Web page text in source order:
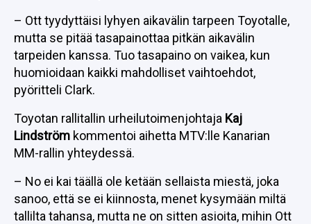
– Ott tyydyttäisi lyhyen aikavälin tarpeen Toyotalle,
mutta se pitää tasapainottaa pitkän aikavälin
tarpeiden kanssa. Tuo tasapaino on vaikea, kun
huomioidaan kaikki mahdolliset vaihtoehdot,
pyöritteli Clark.
Toyotan rallitallin urheilutoimenjohtaja Kaj
Lindström kommentoi aihetta MTV:lle Kanarian
MM-rallin yhteydessä.
– No ei kai täällä ole ketään sellaista miestä, joka
sanoo, että se ei kiinnosta, menet kysymään miltä
tallilta tahansa, mutta ne on sitten asioita, mihin Ott